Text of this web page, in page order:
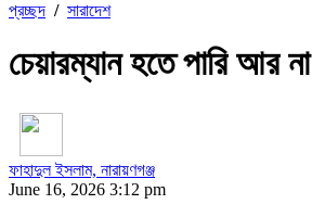
প্রচ্ছদ / সারাদেশ
চেয়ারম্যান হতে পারি আর
ফাহাদুল ইসলাম, নারায়ণগঞ্জ
June 16, 2026 3:12 pm